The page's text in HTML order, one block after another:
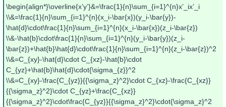
\begin{align*}\overline{x’y’}&=\frac{1}{n}\sum_{i=1}^{n}x’_ix’_i
\\&=\frac{1}{n}\sum_{i=1}^{n}(x_i-\bar{x})(y_i-\bar{y})-
\hat{d}\cdot\frac{1}{n}\sum_{i=1}^{n}(x_i-\bar{x})(z_i-\bar{z})
\\&-\hat{b}\cdot\frac{1}{n}\sum_{i=1}^{n}(y_i-\bar{y})(z_i-
\bar{z})+\hat{b}\hat{d}\cdot\frac{1}{n}\sum_{i=1}^{n}(z_i-\bar{z})^2
\\&=C_{xy}-\hat{d}\cdot C_{xz}-\hat{b}\cdot
C_{yz}+\hat{b}\hat{d}\cdot{\sigma_{z}}^2
\\&=C_{xy}-\frac{C_{yz}}{{\sigma_z}^2}\cdot C_{xz}-\frac{C_{xz}}
{{\sigma_z}^2}\cdot C_{yz}+\frac{C_{xz}}
{{\sigma_z}^2}\cdot\frac{C_{yz}}{{\sigma_z}^2}\cdot{\sigma_z}^2